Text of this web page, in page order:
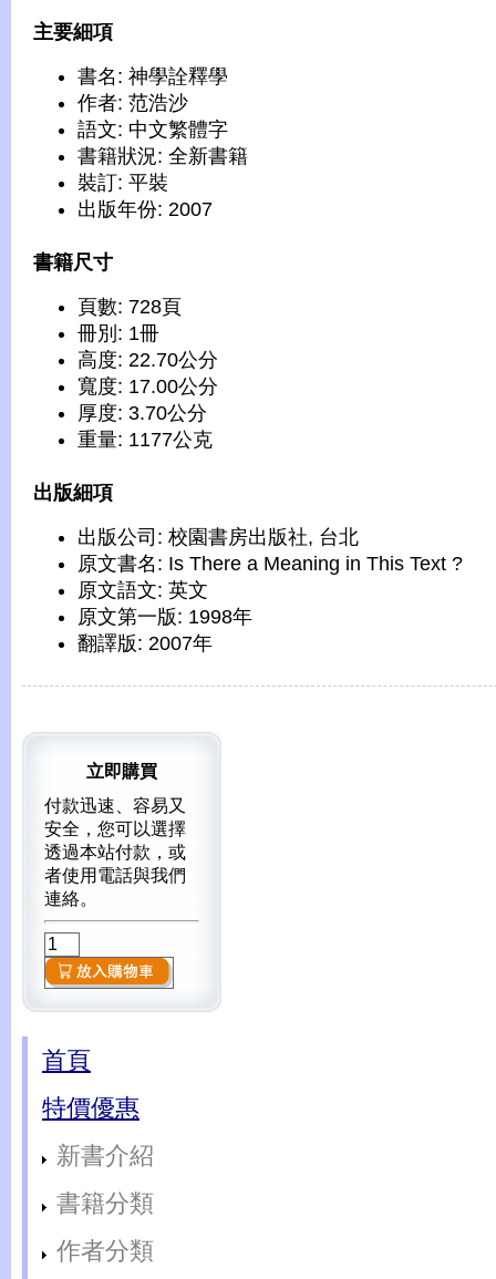
主要細項
書名: 神學詮釋學
作者: 范浩沙
語文: 中文繁體字
書籍狀況: 全新書籍
裝訂: 平裝
出版年份: 2007
書籍尺寸
頁數: 728頁
冊別: 1冊
高度: 22.70公分
寬度: 17.00公分
厚度: 3.70公分
重量: 1177公克
出版細項
出版公司: 校園書房出版社, 台北
原文書名: Is There a Meaning in This Text ?
原文語文: 英文
原文第一版: 1998年
翻譯版: 2007年
立即購買
付款迅速、容易又
安全，您可以選擇
透過本站付款，或
者使用電話與我們
連絡。
首頁
特價優惠
新書介紹
書籍分類
作者分類